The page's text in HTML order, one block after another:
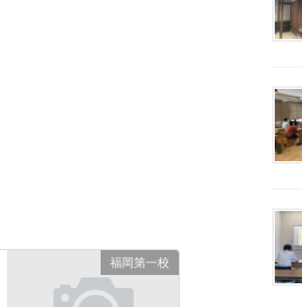
福岡第一校